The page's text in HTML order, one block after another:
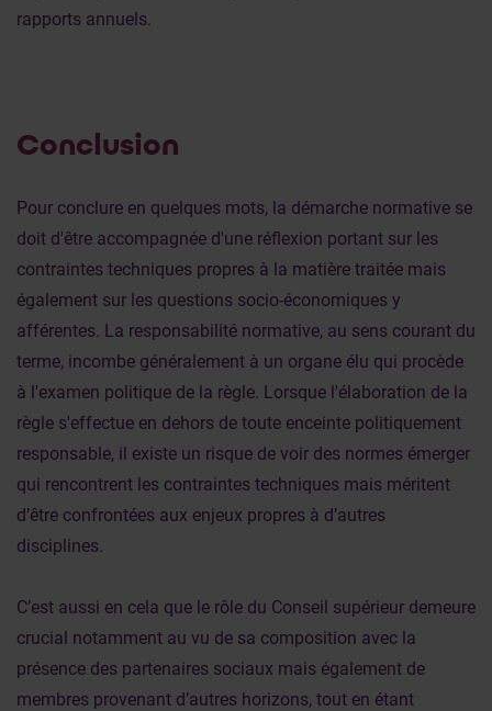
rapports annuels.
Conclusion
Pour conclure en quelques mots, la démarche normative se
doit d'être accompagnée d'une réflexion portant sur les
contraintes techniques propres à la matière traitée mais
également sur les questions socio-économiques y
afférentes. La responsabilité normative, au sens courant du
terme, incombe généralement à un organe élu qui procède
à l'examen politique de la règle. Lorsque l'élaboration de la
règle s'effectue en dehors de toute enceinte politiquement
responsable, il existe un risque de voir des normes émerger
qui rencontrent les contraintes techniques mais méritent
d’être confrontées aux enjeux propres à d’autres
disciplines.
C’est aussi en cela que le rôle du Conseil supérieur demeure
crucial notamment au vu de sa composition avec la
présence des partenaires sociaux mais également de
membres provenant d’autres horizons, tout en étant